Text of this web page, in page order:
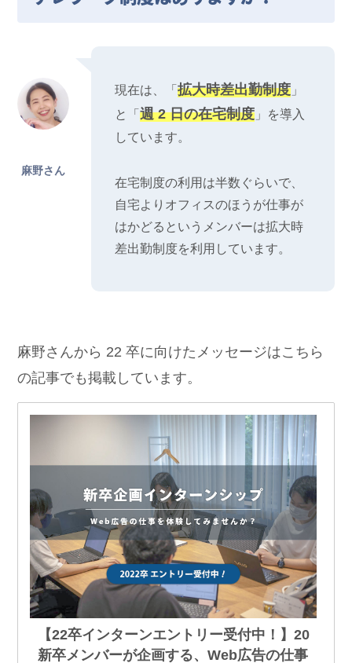
麻野さん
現在は、「拡大時差出勤制度 」
と「週 2 日の在宅制度 」を導入
しています。
在宅制度の利用は半数ぐらいで、
自宅よりオフィスのほうが仕事が
はかどるというメンバーは拡大時
差出勤制度を利用しています。
麻野さんから 22 卒に向けたメッセージはこちら
の記事でも掲載しています。
【22卒インターンエントリー受付中！】20
新卒メンバーが企画する、Web広告の仕事